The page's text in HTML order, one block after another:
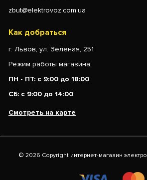
zbut@elektrovoz.com.ua
Как добраться
г. Львов, ул. Зеленая, 251
Режим работы магазина:
ПН - ПТ: с 9:00 до 18:00
СБ: с 9:00 до 14:00
Смотреть на карте
© 2026 Copyright интернет-магазин